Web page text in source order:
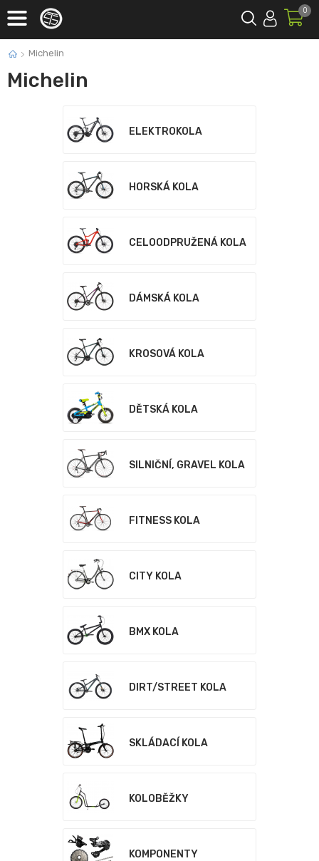
0
Michelin
Michelin
ELEKTROKOLA
HORSKÁ KOLA
CELOODPRUŽENÁ KOLA
DÁMSKÁ KOLA
KROSOVÁ KOLA
DĚTSKÁ KOLA
SILNIČNÍ, GRAVEL KOLA
FITNESS KOLA
CITY KOLA
BMX KOLA
DIRT/STREET KOLA
SKLÁDACÍ KOLA
KOLOBĚŽKY
KOMPONENTY